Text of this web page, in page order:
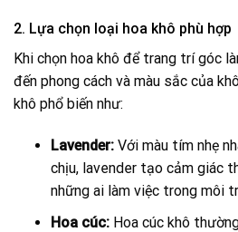
2. Lựa chọn loại hoa khô phù hợp
Khi chọn hoa khô để trang trí góc
đến phong cách và màu sắc của
khô phổ biến như:
Lavender:Với màu tím nhẹ
chịu, lavender tạo cảm giác
những ai làm việc trong môi
Hoa cúc:Hoa cúc khô